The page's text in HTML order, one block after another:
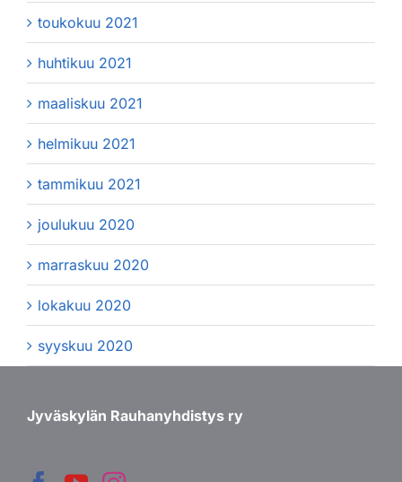
toukokuu 2021
huhtikuu 2021
maaliskuu 2021
helmikuu 2021
tammikuu 2021
joulukuu 2020
marraskuu 2020
lokakuu 2020
syyskuu 2020
Jyväskylän Rauhanyhdistys ry